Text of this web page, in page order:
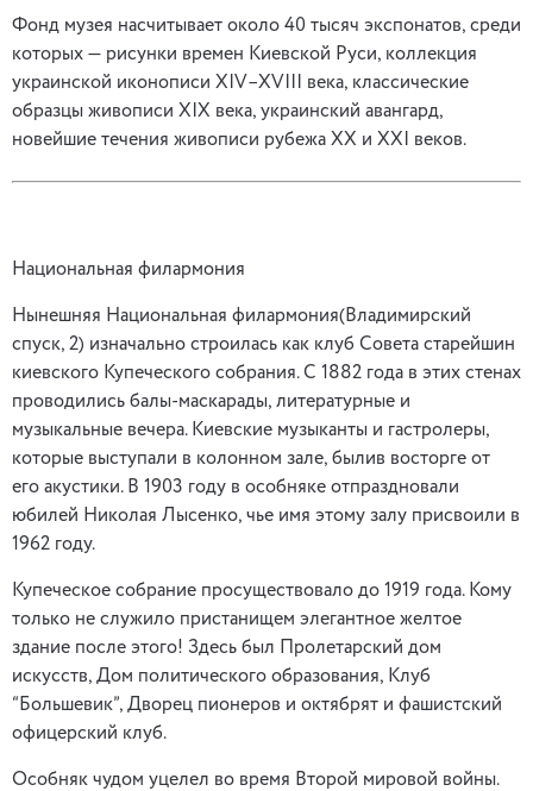
Фонд музея насчитывает около 40 тысяч экспонатов, среди
которых — рисунки времен Киевской Руси, коллекция
украинской иконописи XIV–XVIII века, классические
образцы живописи XIX века, украинский авангард,
новейшие течения живописи рубежа XX и XXI веков.
Национальная филармония
Нынешняя Национальная филармония(Владимирский
спуск, 2) изначально строилась как клуб Совета старейшин
киевского Купеческого собрания. С 1882 года в этих стенах
проводились балы-маскарады, литературные и
музыкальные вечера. Киевские музыканты и гастролеры,
которые выступали в колонном зале, былив восторге от
его акустики. В 1903 году в особняке отпраздновали
юбилей Николая Лысенко, чье имя этому залу присвоили в
1962 году.
Купеческое собрание просуществовало до 1919 года. Кому
только не служило пристанищем элегантное желтое
здание после этого! Здесь был Пролетарский дом
искусств, Дом политического образования, Клуб
“Большевик”, Дворец пионеров и октябрят и фашистский
офицерский клуб.
Особняк чудом уцелел во время Второй мировой войны.